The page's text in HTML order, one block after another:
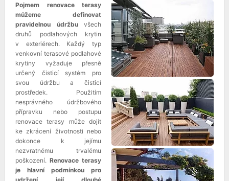
Pojmem renovace terasy
můžeme definovat
pravidelnou údržbuvšech
druhů podlahových krytin
v exteriérech. Každý typ
venkovní terasové podlahové
krytiny vyžaduje přesně
určený čisticí systém pro
svou údržbu a čisticí
prostředek. Použitím
nesprávného údržbového
přípravku nebo postupu
renovace terasy může dojít
ke zkrácení životnosti nebo
dokonce k jejímu
nezvratnému trvalému
poškození. Renovace terasy
je hlavní podmínkou pro